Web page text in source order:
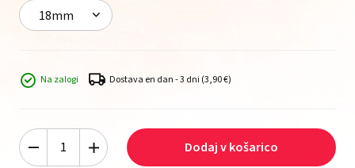
18mm
Na zalogi Dostava en dan - 3 dni (3,90 €)
Dodaj v košarico